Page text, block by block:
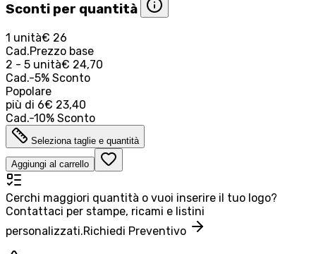
Sconti per quantità
1 unità€ 26
Cad.Prezzo base
2 - 5 unità€ 24,70
Cad.-5% Sconto
Popolare
più di 6€ 23,40
Cad.-10% Sconto
Seleziona taglie e quantità
Aggiungi al carrello
Cerchi maggiori quantità o vuoi inserire il tuo logo?
Contattaci per stampe, ricami e listini
personalizzati.Richiedi Preventivo